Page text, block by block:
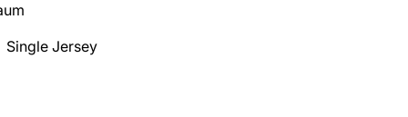
Single Jersey